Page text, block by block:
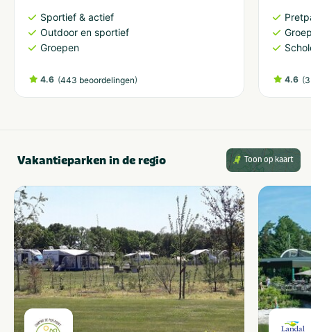
Sportief & actief
Outdoor en sportief
Groepen
4.6 (443 beoordelingen) 4.6 (
Vakantieparken in de regio Toon op kaart